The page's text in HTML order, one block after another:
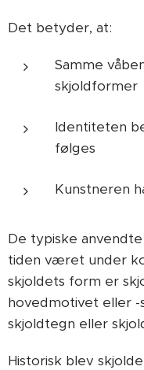
Det betyder, at:
Samme
skjoldformer
Identiteten
følges
Kunstneren
De typiske
tiden været under
skjoldets form er
hovedmotivet eller
skjoldtegn eller
Historisk blev